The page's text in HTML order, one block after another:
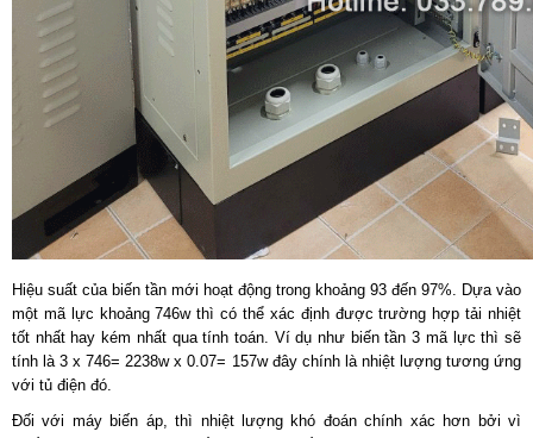
Hiệu suất của biến tần mới hoạt động trong khoảng 93 đến 97%. Dựa vào
một mã lực khoảng 746w thì có thể xác định được trường hợp tải nhiệt
tốt nhất hay kém nhất qua tính toán. Ví dụ như biến tần 3 mã lực thì sẽ
tính là 3 x 746= 2238w x 0.07= 157w đây chính là nhiệt lượng tương ứng
với tủ điện đó.
Đối với máy biến áp, thì nhiệt lượng khó đoán chính xác hơn bởi vì